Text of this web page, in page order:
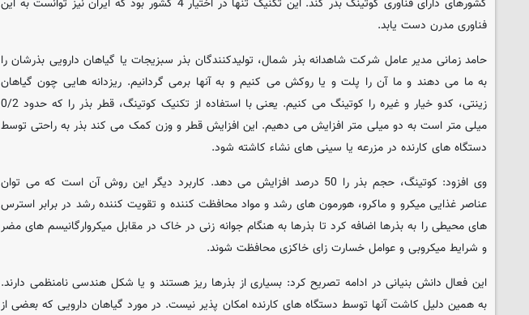
فناوری مدرن دست یابد.
حامد زمانی مدیر عامل شرکت شاهدانه بذر شمال، تولیدکنندگان بذر سبزیجات یا گیاهان دارویی بذرشان را
به ما می دهند و ما آن را پلت و یا روکش می کنیم و به آنها برمی گردانیم. ریزدانه هایی چون گیاهان
زینتی، کدو خیار و غیره را کوتینگ می کنیم. یعنی با استفاده از تکنیک کوتینگ، قطر بذر را که حدود 0/2
میلی متر است به دو میلی متر افزایش می دهیم. این افزایش قطر و وزن کمک می کند بذر به راحتی توسط
دستگاه های کارنده در مزرعه یا سینی های نشاء کاشته شود.
وی افزود: کوتینگ، حجم بذر را 50 درصد افزایش می دهد. کاربرد دیگر این روش آن است که می توان
عناصر غذایی میکرو و ماکرو، هورمون های رشد و مواد محافظت کننده و تقویت کننده رشد در برابر استرس
های محیطی را به بذرها اضافه کرد تا بذرها به هنگام جوانه زنی در خاک در مقابل میکروارگانیسم های مضر
و شرایط میکروبی و عوامل خسارت زای خاکزی محافظت شوند.
این فعال دانش بنیانی در ادامه تصریح کرد: بسیاری از بذرها ریز هستند و یا شکل هندسی نامنظمی دارند.
به همین دلیل کاشت آنها توسط دستگاه های کارنده امکان پذیر نیست. در مورد گیاهان دارویی که بعضی از